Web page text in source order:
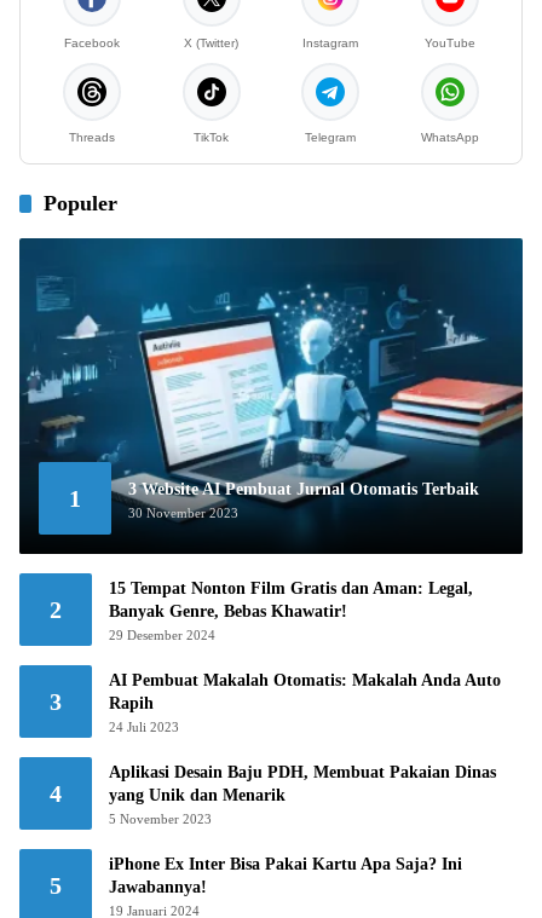
Facebook X (Twitter) Instagram YouTube
Threads TikTok Telegram WhatsApp
Populer
1 3 Website AI Pembuat Jurnal Otomatis Terbaik
30 November 2023
2
15 Tempat Nonton Film Gratis dan Aman: Legal,
Banyak Genre, Bebas Khawatir!
29 Desember 2024
3
AI Pembuat Makalah Otomatis: Makalah Anda Auto
Rapih
24 Juli 2023
4
Aplikasi Desain Baju PDH, Membuat Pakaian Dinas
yang Unik dan Menarik
5 November 2023
5
iPhone Ex Inter Bisa Pakai Kartu Apa Saja? Ini
Jawabannya!
19 Januari 2024